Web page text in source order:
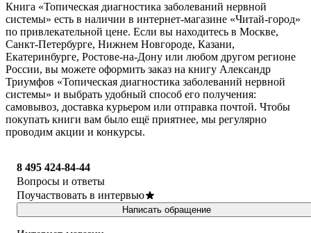
Книга «Топическая диагностика заболеваний нервной
системы» есть в наличии в интернет-магазине «Читай-город»
по привлекательной цене. Если вы находитесь в Москве,
Санкт-Петербурге, Нижнем Новгороде, Казани,
Екатеринбурге, Ростове-на-Дону или любом другом регионе
России, вы можете оформить заказ на книгу Александр
Триумфов «Топическая диагностика заболеваний нервной
системы» и выбрать удобный способ его получения:
самовывоз, доставка курьером или отправка почтой. Чтобы
покупать книги вам было ещё приятнее, мы регулярно
проводим акции и конкурсы.
8 495 424-84-44
Вопросы и ответы
Поучаствовать в интервью
Написать обращение